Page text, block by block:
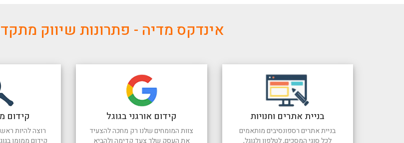
אינדקס מדיה - פתרונות שיווק
קידום
רוצה להיות
קידום ממומן
קידום אורגני בגוגל
צוות המומחים שלנו רק מחכה להצעיד
את העסק שלך צעד קדימה ולהביא
בניית אתרים וחנויות
בניית אתרים רספונסיבים מותאמים
לכל סוגי המסכים, לטלפון ולגוגל,